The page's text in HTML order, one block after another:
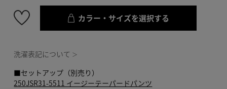
カラー・サイズを選択する
洗濯表記について ＞
■セットアップ（別売り）
250JSR31-5511 イージーテーパードパンツ